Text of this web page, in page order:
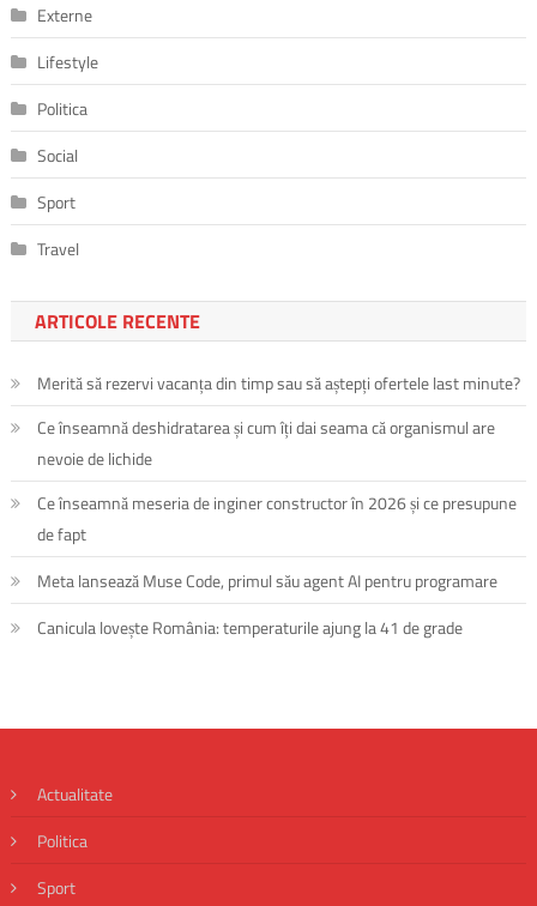
Externe
Lifestyle
Politica
Social
Sport
Travel
ARTICOLE RECENTE
Merită să rezervi vacanța din timp sau să aștepți ofertele last minute?
Ce înseamnă deshidratarea și cum îți dai seama că organismul are
nevoie de lichide
Ce înseamnă meseria de inginer constructor în 2026 și ce presupune
de fapt
Meta lansează Muse Code, primul său agent AI pentru programare
Canicula lovește România: temperaturile ajung la 41 de grade
Actualitate
Politica
Sport